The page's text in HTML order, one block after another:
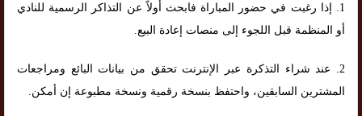
1. إذا رغبت في حضور المباراة فابحث أولاً عن التذاكر الرسمية للنادي
أو المنظمة قبل اللجوء إلى منصات إعادة البيع.
2. عند شراء التذكرة عبر الإنترنت تحقق من بيانات البائع ومراجعات
المشترين السابقين، واحتفظ بنسخة رقمية ونسخة مطبوعة إن أمكن.